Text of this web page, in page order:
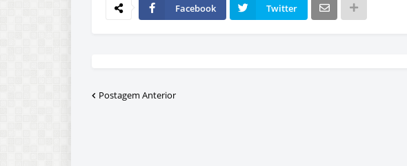
Facebook Twitter
Postagem Anterior